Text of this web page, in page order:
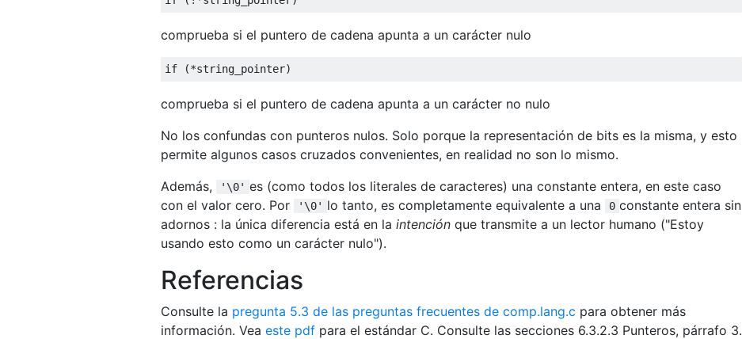
comprueba si el puntero de cadena apunta a un carácter nulo
if (*string_pointer)
comprueba si el puntero de cadena apunta a un carácter no nulo
No los confundas con punteros nulos. Solo porque la representación de bits es la misma, y ​​esto
permite algunos casos cruzados convenientes, en realidad no son lo mismo.
Además,
'\0' es (como todos los literales de caracteres) una constante entera, en este caso
con el valor cero. Por
'\0' lo tanto, es completamente equivalente a una 0 constante entera sin
adornos : la única diferencia está en la intención que transmite a un lector humano ("Estoy
usando esto como un carácter nulo").
Referencias
Consulte la pregunta 5.3 de las preguntas frecuentes de comp.lang.c para obtener más
información. Vea este pdf para el estándar C. Consulte las secciones 6.3.2.3 Punteros, párrafo 3.